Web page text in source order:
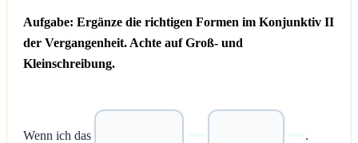
Aufgabe: Ergänze die richtigen Formen im Konjunktiv II
der Vergangenheit. Achte auf Groß- und
Kleinschreibung.
Wenn ich das .